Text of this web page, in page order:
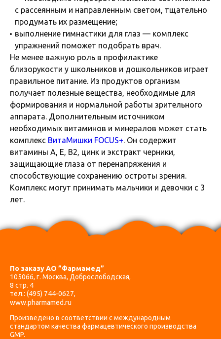
с рассеянным и направленным светом, тщательно
продумать их размещение;
выполнение гимнастики для глаз — комплекс
упражнений поможет подобрать врач.
Не менее важную роль в профилактике
близорукости у школьников и дошкольников играет
правильное питание. Из продуктов организм
получает полезные вещества, необходимые для
формирования и нормальной работы зрительного
аппарата. Дополнительным источником
необходимых витаминов и минералов может стать
комплекс ВитаМишки FOCUS+. Он содержит
витамины А, Е, В2, цинк и экстракт черники,
защищающие глаза от перенапряжения и
способствующие сохранению остроты зрения.
Комплекс могут принимать мальчики и девочки с 3
лет.
По заказу АО ”Фармамед”
105066, г. Москва, Доброслободская,
8 стр. 4
тел.: (495) 744-0627,
www.pharmamed.ru
Произведено в соответствии с международным
стандартом качества фармацевтического производства
GMP.